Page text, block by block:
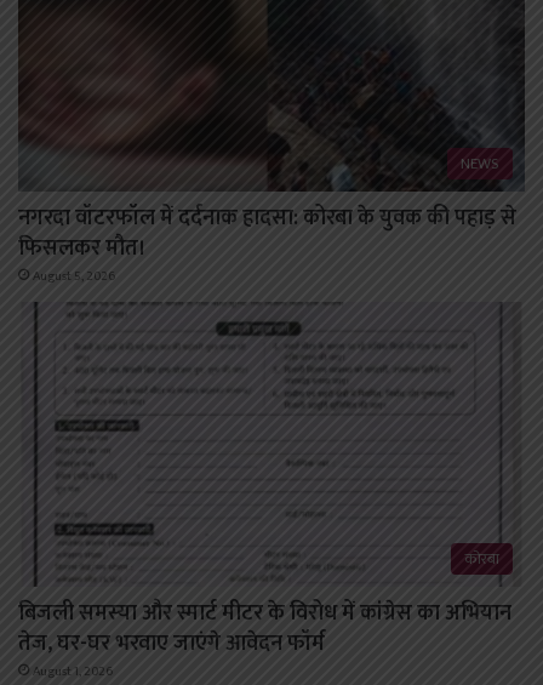
NEWS
नगरदा वॉटरफॉल में दर्दनाक हादसा: कोरबा के युवक की पहाड़ से
फिसलकर मौत।
August 5, 2026
कोरबा
बिजली समस्या और स्मार्ट मीटर के विरोध में कांग्रेस का अभियान
तेज, घर-घर भरवाए जाएंगे आवेदन फॉर्म
August 1, 2026